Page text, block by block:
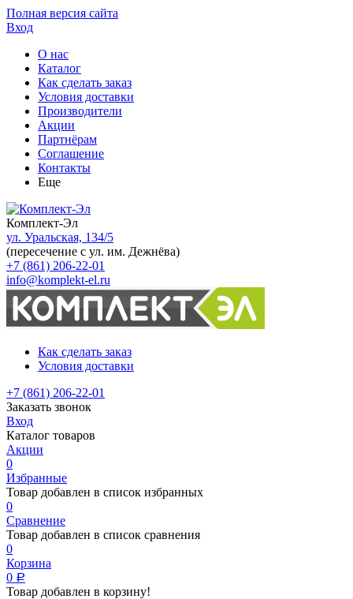
Полная версия сайта
Вход
О нас
Каталог
Как сделать заказ
Условия доставки
Производители
Акции
Партнёрам
Соглашение
Контакты
Еще
Комплект-Эл
ул. Уральская, 134/5
(пересечение с ул. им. Дежнёва)
+7 (861) 206-22-01
info@komplekt-el.ru
Как сделать заказ
Условия доставки
+7 (861) 206-22-01
Заказать звонок
Вход
Каталог товаров
Акции
0
Избранные
Товар добавлен в список избранных
0
Сравнение
Товар добавлен в список сравнения
0
Корзина
0 Р
Товар добавлен в корзину!